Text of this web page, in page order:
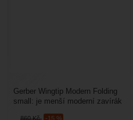
860Kč -15 %
Gerber Wingtip Modern Folding
small: je menší moderní zavírák